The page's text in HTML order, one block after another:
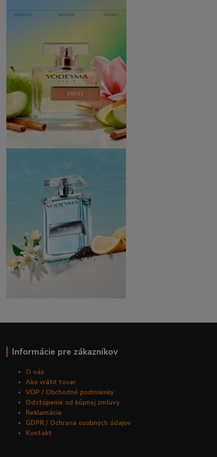
Informácie pre zákazníkov
O nás
Ako vrátiť tovar
VOP / Obchodné podmienky
Odstúpenie od kúpnej zmluvy
Reklamácia
GDPR / Ochrana osobných údajov
Kontakt